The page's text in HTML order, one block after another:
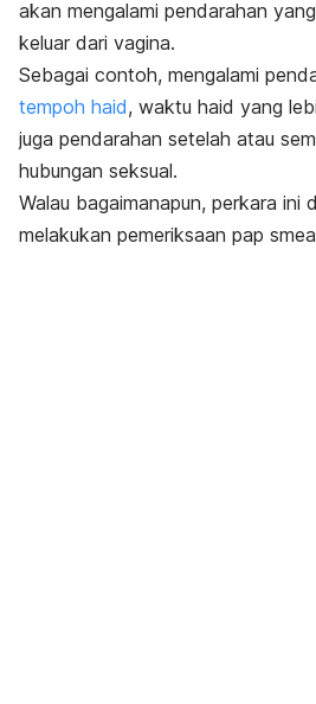
akan mengalami pendarahan
keluar dari vagina.
Sebagai contoh, mengalami
tempoh haid, waktu haid yang
juga pendarahan setelah atau
hubungan seksual.
Walau bagaimanapun, perkara
melakukan pemeriksaan pap